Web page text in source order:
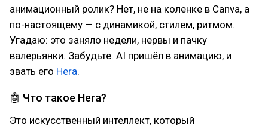
анимационный ролик? Нет, не на коленке в Canva, а
по-настоящему — с динамикой, стилем, ритмом.
Угадаю: это заняло недели, нервы и пачку
валерьянки. Забудьте. AI пришёл в анимацию, и
звать его Hera.
🤖 Что такое Hera?
Это искусственный интеллект, который